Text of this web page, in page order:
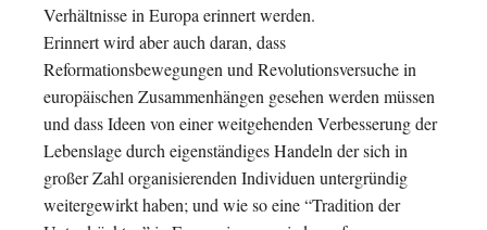
Verhältnisse in Europa erinnert werden.
Erinnert wird aber auch daran, dass
Reformationsbewegungen und Revolutionsversuche in
europäischen Zusammenhängen gesehen werden müssen
und dass Ideen von einer weitgehenden Verbesserung der
Lebenslage durch eigenständiges Handeln der sich in
großer Zahl organisierenden Individuen untergründig
weitergewirkt haben; und wie so eine “Tradition der